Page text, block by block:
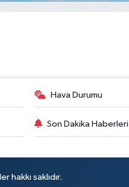
Hava Durumu
Son Dakika Haberleri
saklıdır.